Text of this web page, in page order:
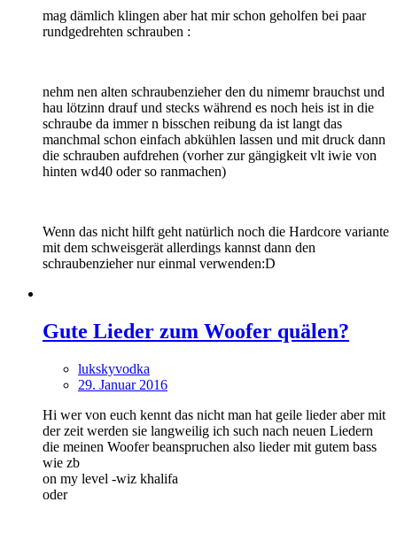
mag dämlich klingen aber hat mir schon geholfen bei paar
rundgedrehten schrauben :
nehm nen alten schraubenzieher den du nimemr brauchst und
hau lötzinn drauf und stecks während es noch heis ist in die
schraube da immer n bisschen reibung da ist langt das
manchmal schon einfach abkühlen lassen und mit druck dann
die schrauben aufdrehen (vorher zur gängigkeit vlt iwie von
hinten wd40 oder so ranmachen)
Wenn das nicht hilft geht natürlich noch die Hardcore variante
mit dem schweisgerät allerdings kannst dann den
schraubenzieher nur einmal verwenden:D
Gute Lieder zum Woofer quälen?
lukskyvodka
29. Januar 2016
Hi wer von euch kennt das nicht man hat geile lieder aber mit
der zeit werden sie langweilig ich such nach neuen Liedern
die meinen Woofer beanspruchen also lieder mit gutem bass
wie zb
on my level -wiz khalifa
oder